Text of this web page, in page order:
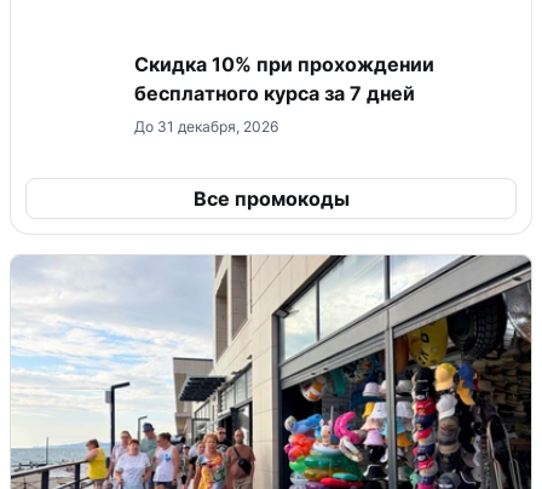
Скидка 10% при прохождении
бесплатного курса за 7 дней
До 31 декабря, 2026
Все промокоды